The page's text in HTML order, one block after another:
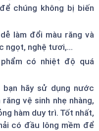
chúng không bị biến
làm đổi màu răng và
ngọt, nghệ tươi,...
có nhiệt độ quá
hãy sử dụng nước
vệ sinh nhẹ nhàng,
hàm duy trì. Tốt nhất,
có đầu lông mềm để